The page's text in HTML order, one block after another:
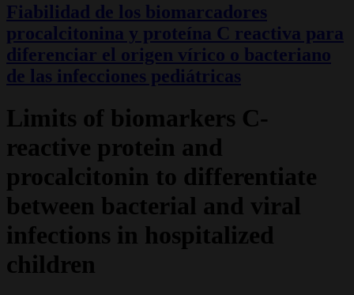
Fiabilidad de los biomarcadores
procalcitonina y proteína C reactiva para
diferenciar el origen vírico o bacteriano
de las infecciones pediátricas
Limits of biomarkers C-
reactive protein and
procalcitonin to differentiate
between bacterial and viral
infections in hospitalized
children